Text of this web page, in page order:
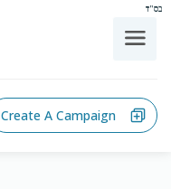
בס"ד
Create A Campaign